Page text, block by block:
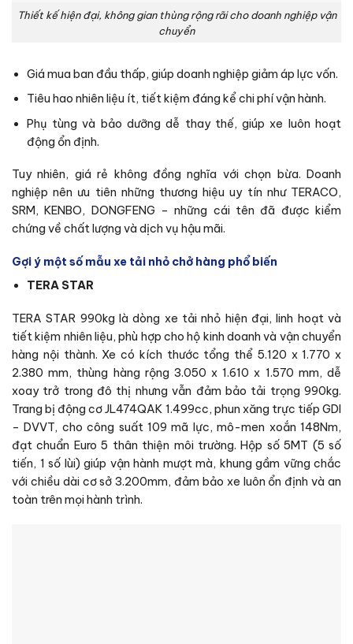
Thiết kế hiện đại, không gian thùng rộng rãi cho doanh nghiệp vận
chuyển
Giá mua ban đầu thấp, giúp doanh nghiệp giảm áp lực vốn.
Tiêu hao nhiên liệu ít, tiết kiệm đáng kể chi phí vận hành.
Phụ tùng và bảo dưỡng dễ thay thế, giúp xe luôn hoạt
động ổn định.
Tuy nhiên, giá rẻ không đồng nghĩa với chọn bừa. Doanh
nghiệp nên ưu tiên những thương hiệu uy tín như TERACO,
SRM, KENBO, DONGFENG – những cái tên đã được kiểm
chứng về chất lượng và dịch vụ hậu mãi.
Gợi ý một số mẫu xe tải nhỏ chở hàng phổ biến
TERA STAR
TERA STAR 990kg là dòng xe tải nhỏ hiện đại, linh hoạt và
tiết kiệm nhiên liệu, phù hợp cho hộ kinh doanh và vận chuyển
hàng nội thành. Xe có kích thước tổng thể 5.120 x 1.770 x
2.380 mm, thùng hàng rộng 3.050 x 1.610 x 1.570 mm, dễ
xoay trở trong đô thị nhưng vẫn đảm bảo tải trọng 990kg.
Trang bị động cơ JL474QAK 1.499cc, phun xăng trực tiếp GDI
– DVVT, cho công suất 109 mã lực, mô-men xoắn 148Nm,
đạt chuẩn Euro 5 thân thiện môi trường. Hộp số 5MT (5 số
tiến, 1 số lùi) giúp vận hành mượt mà, khung gầm vững chắc
với chiều dài cơ sở 3.200mm, đảm bảo xe luôn ổn định và an
toàn trên mọi hành trình.